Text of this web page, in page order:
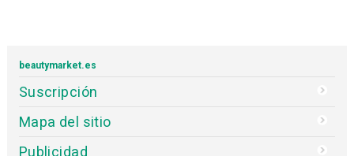
beautymarket.es
Suscripción
Mapa del sitio
Publicidad